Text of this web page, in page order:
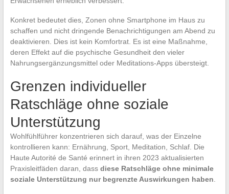
Konkret bedeutet dies, Zonen ohne Smartphone im Haus zu
schaffen und nicht dringende Benachrichtigungen am Abend zu
deaktivieren. Dies ist kein Komfortrat. Es ist eine Maßnahme,
deren Effekt auf die psychische Gesundheit den vieler
Nahrungsergänzungsmittel oder Meditations-Apps übersteigt.
Grenzen individueller
Ratschläge ohne soziale
Unterstützung
Wohlfühlführer konzentrieren sich darauf, was der Einzelne
kontrollieren kann: Ernährung, Sport, Meditation, Schlaf. Die
Haute Autorité de Santé erinnert in ihren 2023 aktualisierten
Praxisleitfäden daran, dass diese Ratschläge ohne minimale
soziale Unterstützung nur begrenzte Auswirkungen haben